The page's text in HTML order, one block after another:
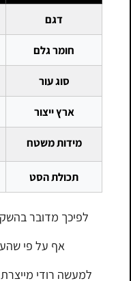
דגם
חומר גלם
סוג עור
ארץ ייצור
מידות משטח
תכולת הסט
לפיכך מדובר
אף על פי
למעשה רודי מייצרת